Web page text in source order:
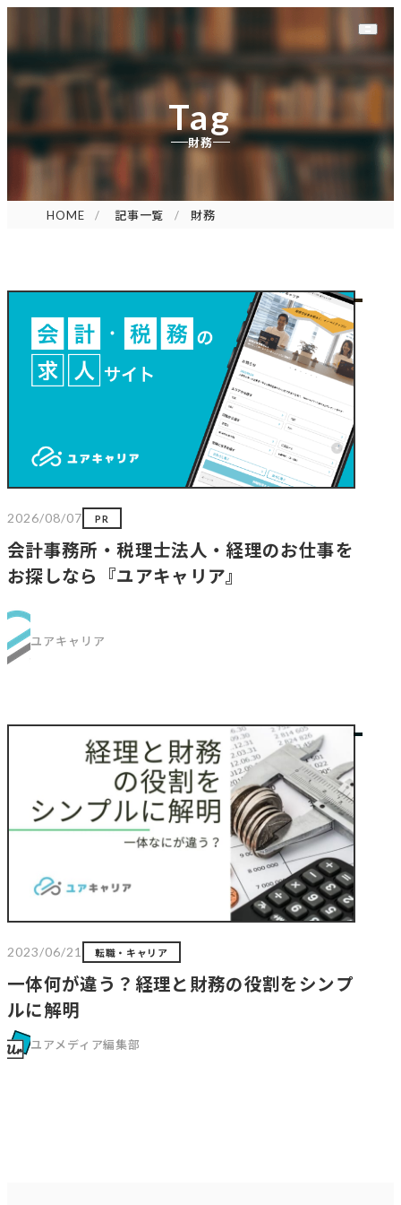
Tag
財務
HOME 記事一覧 財務
2026/08/07 PR
会計事務所・税理士法人・経理のお仕事を
お探しなら『ユアキャリア』
ユアキャリア
2023/06/21 転職・キャリア
一体何が違う？経理と財務の役割をシンプ
ルに解明
ユアメディア編集部